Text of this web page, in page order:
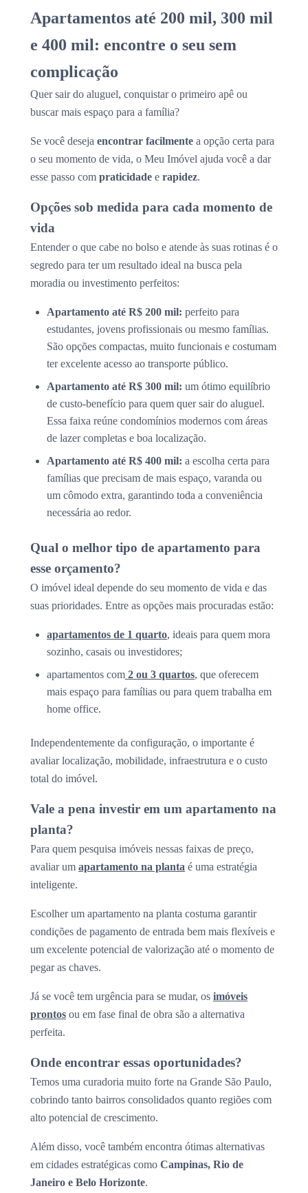
Apartamentos até 200 mil, 300 mil
e 400 mil: encontre o seu sem
complicação
Quer sair do aluguel, conquistar o primeiro apê ou
buscar mais espaço para a família?
Se você deseja encontrar facilmente a opção certa para
o seu momento de vida, o Meu Imóvel ajuda você a dar
esse passo com praticidade e rapidez.
Opções sob medida para cada momento de
vida
Entender o que cabe no bolso e atende às suas rotinas é o
segredo para ter um resultado ideal na busca pela
moradia ou investimento perfeitos:
Apartamento até R$ 200 mil: perfeito para
estudantes, jovens profissionais ou mesmo famílias.
São opções compactas, muito funcionais e costumam
ter excelente acesso ao transporte público.
Apartamento até R$ 300 mil: um ótimo equilíbrio
de custo-benefício para quem quer sair do aluguel.
Essa faixa reúne condomínios modernos com áreas
de lazer completas e boa localização.
Apartamento até R$ 400 mil: a escolha certa para
famílias que precisam de mais espaço, varanda ou
um cômodo extra, garantindo toda a conveniência
necessária ao redor.
Qual o melhor tipo de apartamento para
esse orçamento?
O imóvel ideal depende do seu momento de vida e das
suas prioridades. Entre as opções mais procuradas estão:
apartamentos de 1 quarto, ideais para quem mora
sozinho, casais ou investidores;
apartamentos com 2 ou 3 quartos, que oferecem
mais espaço para famílias ou para quem trabalha em
home office.
Independentemente da configuração, o importante é
avaliar localização, mobilidade, infraestrutura e o custo
total do imóvel.
Vale a pena investir em um apartamento na
planta?
Para quem pesquisa imóveis nessas faixas de preço,
avaliar um apartamento na planta é uma estratégia
inteligente.
Escolher um apartamento na planta costuma garantir
condições de pagamento de entrada bem mais flexíveis e
um excelente potencial de valorização até o momento de
pegar as chaves.
Já se você tem urgência para se mudar, os imóveis
prontos ou em fase final de obra são a alternativa
perfeita.
Onde encontrar essas oportunidades?
Temos uma curadoria muito forte na Grande São Paulo,
cobrindo tanto bairros consolidados quanto regiões com
alto potencial de crescimento.
Além disso, você também encontra ótimas alternativas
em cidades estratégicas como Campinas, Rio de
Janeiro e Belo Horizonte.